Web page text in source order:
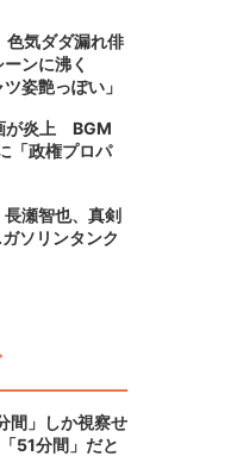
色気ダダ漏れ俳
ーンに沸く
姿艶っぽい」
が炎上 BGM
「政権プロパ
瀬智也、真剣
ソリンタンク
間」しか視察せ
51分間」だと